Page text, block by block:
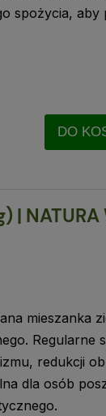
spożycia, aby
DO
| NATURA
mieszanka
Regularne
redukcji
dla osób